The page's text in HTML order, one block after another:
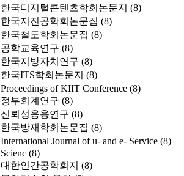
한국디지털콘텐츠학회논문지 (8)
한국지진공학회논문집 (8)
한국철도학회논문집 (8)
공학교육연구 (8)
한국지방자치연구 (8)
한국ITS학회논문지 (8)
Proceedings of KIIT Conference (8)
정부회계연구 (8)
신뢰성응용연구 (8)
한국방재학회논문집 (8)
International Journal of u- and e- Service (8)
Scienc (8)
대한인간공학회지 (8)